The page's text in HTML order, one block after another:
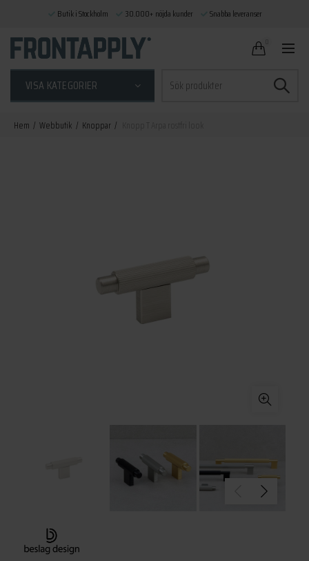
VISA KATEGORIER
efter:
Hem Webbutik Knoppar
Butik i Stockholm 30.000+ nöjda kunder Snabba leveranser